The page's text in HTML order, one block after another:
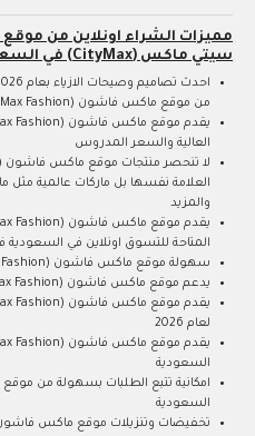
سيتي ماكس (CityMax) في السعودية:
من موقع ماكس فاشون (Max Fashion)
العالية والسعر المدروس
العلامة نفسها بل ماركات عالمية مثل
والمزيد
المتاحة للتسوق اونلاين في
سهولة موقع ماكس فاشون (Max Fashion) للتسوق اونلاين في السعودية
يدعم موقع ماكس فاشون (Max Fashion) عدة طرق للدفع بعام 2026
لعام 2026
السعودية
السعودية